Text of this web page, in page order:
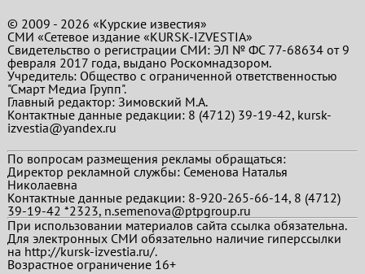
© 2009 - 2026 «Курские известия»
СМИ «Сетевое издание «KURSK-IZVESTIA»
Свидетельство о регистрации СМИ: ЭЛ № ФС 77-68634 от 9
февраля 2017 года, выдано Роскомнадзором.
Учредитель: Общество с ограниченной ответственностью
"Смарт Медиа Групп".
Главный редактор:Зимовский М.А.
Контактные данные редакции: 8 (4712) 39-19-42, kursk-
izvestia@yandex.ru
По вопросам размещения рекламы обращаться:
Директор рекламной службы: Семенова Наталья
Николаевна
Контактные данные редакции: 8-920-265-66-14, 8 (4712)
39-19-42 *2323, n.semenova@ptpgroup.ru
При использовании материалов сайта ссылка обязательна.
Для электронных СМИ обязательно наличие гиперссылки
на http://kursk-izvestia.ru/.
Возрастное ограничение 16+